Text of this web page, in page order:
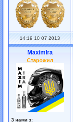
14:19 10 07 2013
MaximIra
Старожил
З нами з: